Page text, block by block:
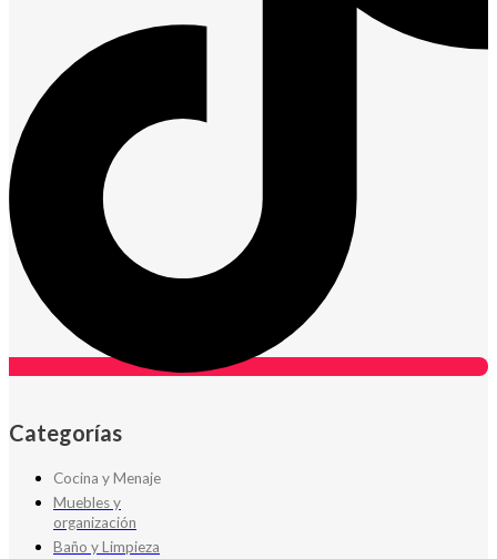
Categorías
Cocina y Menaje
Muebles y
organización
Baño y Limpieza